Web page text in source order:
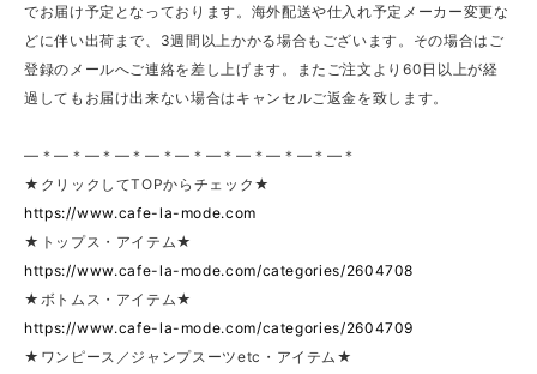
でお届け予定となっております。海外配送や仕入れ予定メーカー変更な
どに伴い出荷まで、3週間以上かかる場合もございます。その場合はご
登録のメールへご連絡を差し上げます。またご注文より60日以上が経
過してもお届け出来ない場合はキャンセルご返金を致します。
—＊—＊—＊—＊—＊—＊—＊—＊—＊—＊—＊
★クリックしてTOPからチェック★
https://www.cafe-la-mode.com
★トップス・アイテム★
https://www.cafe-la-mode.com/categories/2604708
★ボトムス・アイテム★
https://www.cafe-la-mode.com/categories/2604709
★ワンピース／ジャンプスーツetc・アイテム★